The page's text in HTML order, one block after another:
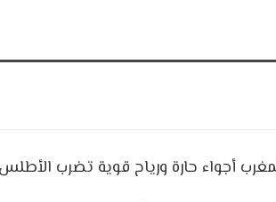
أجواء حارة ورياح قوية تضرب